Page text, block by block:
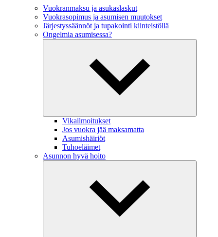
Vuokranmaksu ja asukaslaskut
Vuokrasopimus ja asumisen muutokset
Järjestyssäännöt ja tupakointi kiinteistöllä
Ongelmia asumisessa?
Vikailmoitukset
Jos vuokra jää maksamatta
Asumishäiriöt
Tuhoeläimet
Asunnon hyvä hoito